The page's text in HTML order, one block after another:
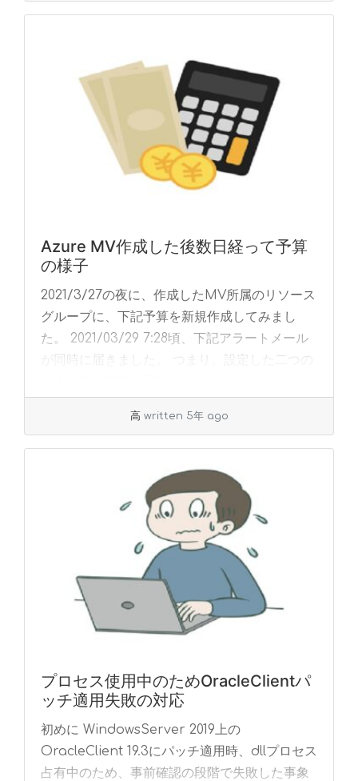
Azure MV作成した後数日経って予算
の様子
2021/3/27の夜に、作成したMV所属のリソース
グループに、下記予算を新規作成してみまし
た。 2021/03/29 7:28頃、下記アラートメール
が同時に届きました。 つまり、設定した二つの
高 written 5年 ago
プロセス使用中のためOracleClientパ
ッチ適用失敗の対応
初めに WindowsServer 2019上の
OracleClient 19.3にパッチ適用時、dllプロセス
占有中のため、事前確認の段階で失敗した事象